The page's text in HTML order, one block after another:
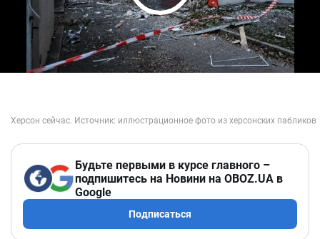
Play Video
Будьте первыми в курсе главного –
подпишитесь на Новини на OBOZ.UA в
Google
Подписаться